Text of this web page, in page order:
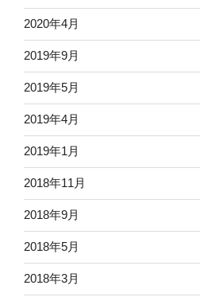
2020年4月
2019年9月
2019年5月
2019年4月
2019年1月
2018年11月
2018年9月
2018年5月
2018年3月